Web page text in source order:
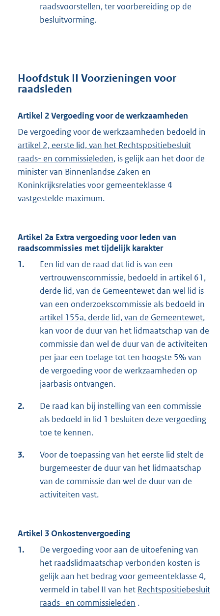
raadsvoorstellen, ter voorbereiding op de
besluitvorming.
Hoofdstuk II Voorzieningen voor
raadsleden
Artikel 2 Vergoeding voor de werkzaamheden
De vergoeding voor de werkzaamheden bedoeld in
artikel 2, eerste lid, van het Rechtspositiebesluit
raads- en commissieleden, is gelijk aan het door de
minister van Binnenlandse Zaken en
Koninkrijksrelaties voor gemeenteklasse 4
vastgestelde maximum.
Artikel 2a Extra vergoeding voor leden van
raadscommissies met tijdelijk karakter
1.
Een lid van de raad dat lid is van een
vertrouwenscommissie, bedoeld in artikel 61,
derde lid, van de Gemeentewet dan wel lid is
van een onderzoekscommissie als bedoeld in
artikel 155a, derde lid, van de Gemeentewet,
kan voor de duur van het lidmaatschap van de
commissie dan wel de duur van de activiteiten
per jaar een toelage tot ten hoogste 5% van
de vergoeding voor de werkzaamheden op
jaarbasis ontvangen.
2.
De raad kan bij instelling van een commissie
als bedoeld in lid 1 besluiten deze vergoeding
toe te kennen.
3.
Voor de toepassing van het eerste lid stelt de
burgemeester de duur van het lidmaatschap
van de commissie dan wel de duur van de
activiteiten vast.
Artikel 3 Onkostenvergoeding
1.
De vergoeding voor aan de uitoefening van
het raadslidmaatschap verbonden kosten is
gelijk aan het bedrag voor gemeenteklasse 4,
vermeld in tabel II van het Rechtspositiebesluit
raads- en commissieleden .